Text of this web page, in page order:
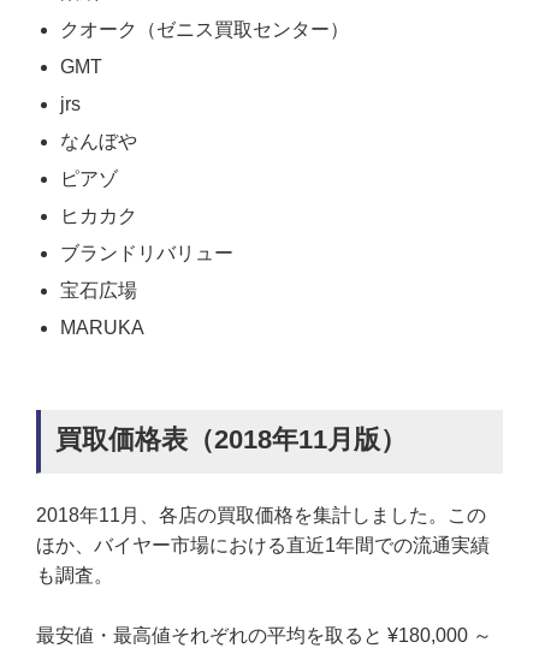
クオーク（ゼニス買取センター）
GMT
jrs
なんぼや
ピアゾ
ヒカカク
ブランドリバリュー
宝石広場
MARUKA
買取価格表（2018年11月版）
2018年11月、各店の買取価格を集計しました。この
ほか、バイヤー市場における直近1年間での流通実績
も調査。
最安値・最高値それぞれの平均を取ると ¥180,000 ～